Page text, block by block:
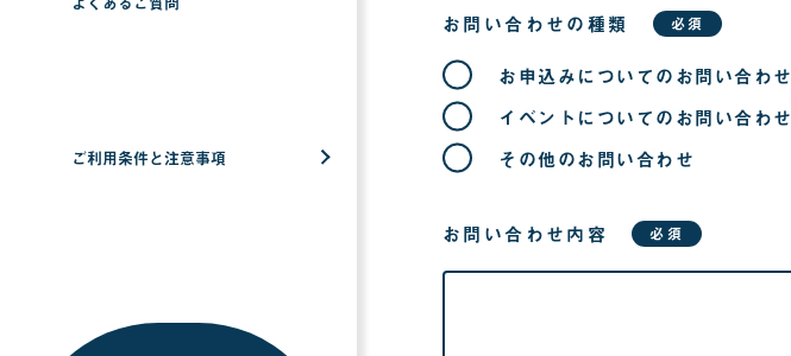
ご利用条件と注意事項
お問い合わせの種類 必須
お申込みについてのお問い合わせ
イベントについてのお問い合わせ
その他のお問い合わせ
お問い合わせ内容 必須